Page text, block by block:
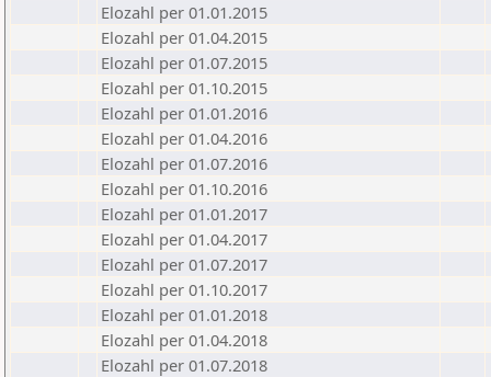
Elozahl per 01.01.2015
Elozahl per 01.04.2015
Elozahl per 01.07.2015
Elozahl per 01.10.2015
Elozahl per 01.01.2016
Elozahl per 01.04.2016
Elozahl per 01.07.2016
Elozahl per 01.10.2016
Elozahl per 01.01.2017
Elozahl per 01.04.2017
Elozahl per 01.07.2017
Elozahl per 01.10.2017
Elozahl per 01.01.2018
Elozahl per 01.04.2018
Elozahl per 01.07.2018